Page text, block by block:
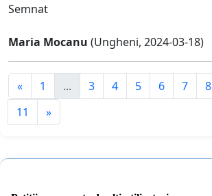
Semnat
Maria Mocanu (Ungheni, 2024-03-18)
« 1 ... 3 4 5 6 7 8
11
»